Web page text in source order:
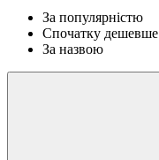
За популярністю
Спочатку дешевше
За назвою